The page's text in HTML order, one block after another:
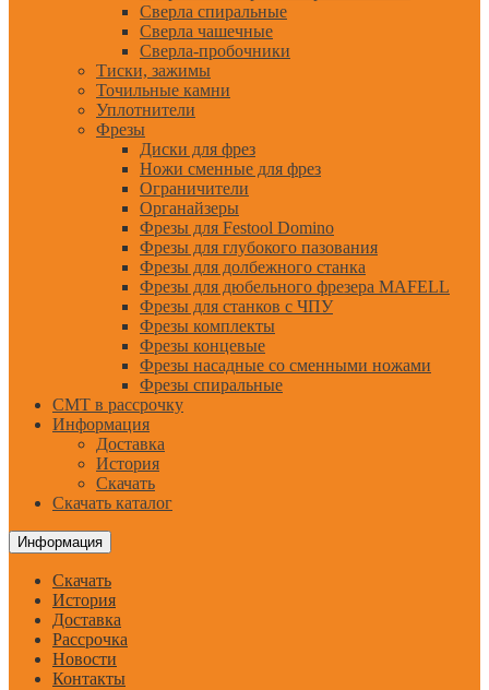
Сверла спиральные
Сверла чашечные
Сверла-пробочники
Тиски, зажимы
Точильные камни
Уплотнители
Фрезы
Диски для фрез
Ножи сменные для фрез
Ограничители
Органайзеры
Фрезы для Festool Domino
Фрезы для глубокого пазования
Фрезы для долбежного станка
Фрезы для дюбельного фрезера MAFELL
Фрезы для станков с ЧПУ
Фрезы комплекты
Фрезы концевые
Фрезы насадные со сменными ножами
Фрезы спиральные
CMT в рассрочку
Информация
Доставка
История
Скачать
Скачать каталог
Информация
Скачать
История
Доставка
Рассрочка
Новости
Контакты